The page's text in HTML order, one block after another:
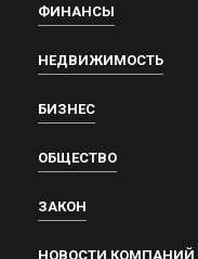
ФИНАНСЫ
НЕДВИЖИМОСТЬ
БИЗНЕС
ОБЩЕСТВО
ЗАКОН
НОВОСТИ КОМПАНИЙ